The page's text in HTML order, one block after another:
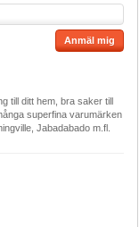
Anmäl mig
till ditt hem, bra saker till
superfina varumärken
Jabadabado m.fl.